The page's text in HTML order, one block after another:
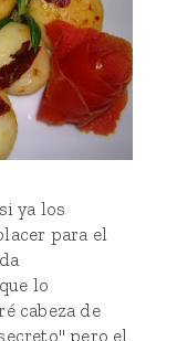
ya los
para el
lo
cabeza de
pero el